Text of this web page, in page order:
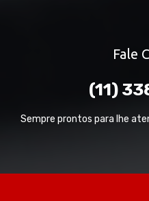
Fale
(11)
Sempre prontos para lhe